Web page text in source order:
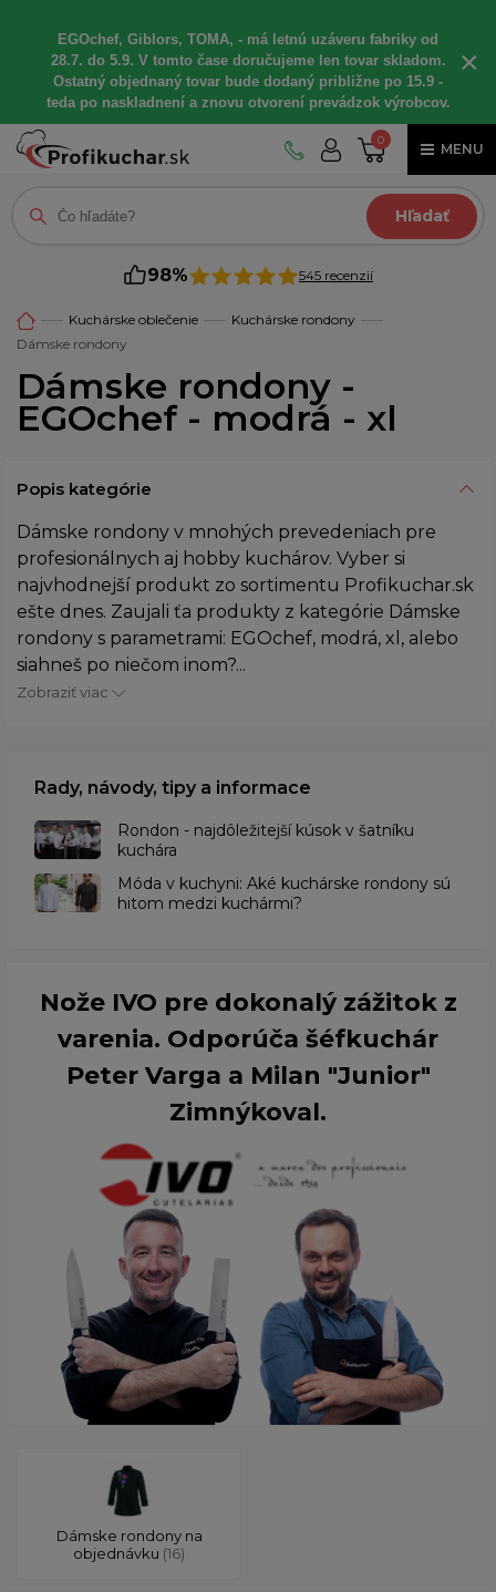
EGOchef, Giblors, TOMA, - má letnú uzáveru fabriky od
28.7. do 5.9. V tomto čase doručujeme len tovar skladom.
Ostatný objednaný tovar bude dodaný približne po 15.9 -
teda po naskladnení a znovu otvorení prevádzok výrobcov.
×
0
MENU
Hľadať
98% 545 recenzií
Kuchárske oblečenie
Kuchárske rondony
Dámske rondony
Dámske rondony -
EGOchef - modrá - xl
Popis kategórie
Dámske rondony v mnohých prevedeniach pre
profesionálnych aj hobby kuchárov. Vyber si
najvhodnejší produkt zo sortimentu Profikuchar.sk
ešte dnes. Zaujali ťa produkty z kategórie Dámske
rondony s parametrami: EGOchef, modrá, xl, alebo
siahneš po niečom inom?...
Zobraziť viac
Rady, návody, tipy a informace
Rondon - najdôležitejší kúsok v šatníku
kuchára
​Móda v kuchyni: Aké kuchárske rondony sú
hitom medzi kuchármi?
Nože IVO pre dokonalý zážitok z
varenia. Odporúča šéfkuchár
Peter Varga a Milan "Junior"
Zimnýkoval.
Dámske rondony na
objednávku (16)